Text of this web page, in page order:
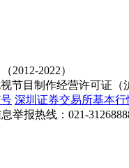
2012-2022）
节目制作经营许可证（
深圳证券交易所基本
举报热线：021-